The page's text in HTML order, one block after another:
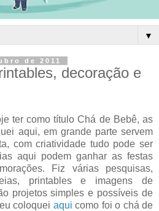
▼
de 2011
decoração e
ter como título Chá de Bebê, as
aqui, em grande parte servem
com criatividade tudo pode ser
aqui podem ganhar as festas
Fiz várias pesquisas,
printables e imagens de
projetos simples e possíveis de
coloquei aqui como foi o chá de